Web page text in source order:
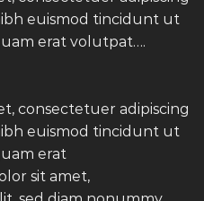
euismod tincidunt ut
erat volutpat….
consectetuer adipiscing
euismod tincidunt ut
erat
sit amet,